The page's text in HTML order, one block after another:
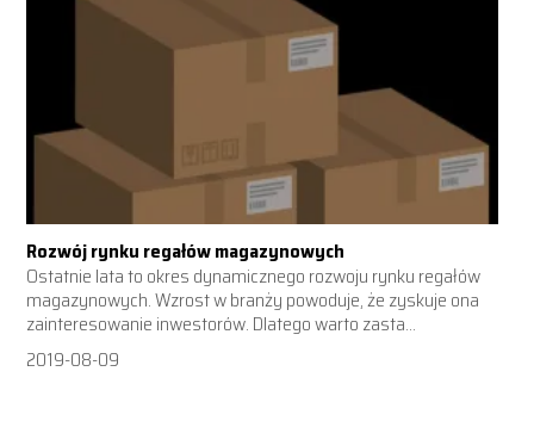
Rozwój rynku regałów magazynowych
Ostatnie lata to okres dynamicznego rozwoju rynku regałów
magazynowych. Wzrost w branży powoduje, że zyskuje ona
zainteresowanie inwestorów. Dlatego warto zasta...
2019-08-09